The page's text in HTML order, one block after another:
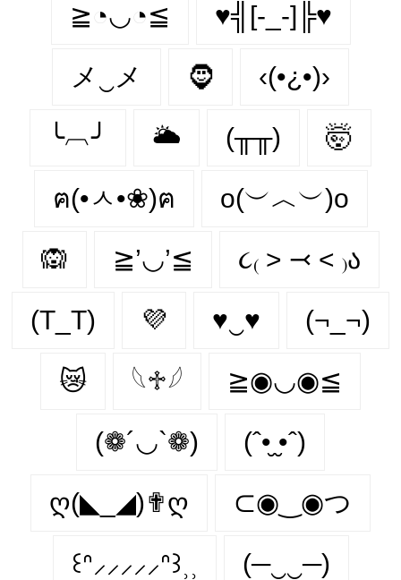
≧◔◡◔≦ ♥╣[-_-]╠♥
メ‿メ 🧔‍ ‹(•¿•)›
╰︹╯ 🌥️ (╥╥) 🤯
ฅ(•ㅅ•❀)ฅ o(︶︿︶)o
🙉 ≧’◡’≦ ૮₍ ˃ ⤙ ˂ ₎ა
(T_T) 💜 ♥‿♥ (¬_¬)
😿 𓆩♱𓆪 ≧◉◡◉≦
(❁´◡`❁) (ˆ•̮ ̮•ˆ)
ღ(◣_◢)✟ღ ⊂◉‿◉つ
꒰ᐢ⸝⸝⸝⸝⸝ᐢ꒱⸒⸒ (─‿‿─)